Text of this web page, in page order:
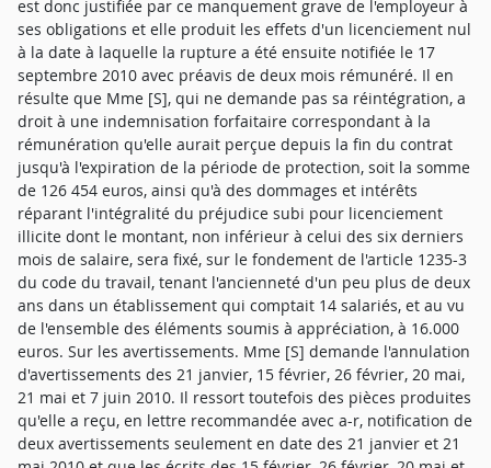
est donc justifiée par ce manquement grave de l'employeur à
ses obligations et elle produit les effets d'un licenciement nul
à la date à laquelle la rupture a été ensuite notifiée le 17
septembre 2010 avec préavis de deux mois rémunéré. Il en
résulte que Mme [S], qui ne demande pas sa réintégration, a
droit à une indemnisation forfaitaire correspondant à la
rémunération qu'elle aurait perçue depuis la fin du contrat
jusqu'à l'expiration de la période de protection, soit la somme
de 126 454 euros, ainsi qu'à des dommages et intérêts
réparant l'intégralité du préjudice subi pour licenciement
illicite dont le montant, non inférieur à celui des six derniers
mois de salaire, sera fixé, sur le fondement de l'article 1235-3
du code du travail, tenant l'ancienneté d'un peu plus de deux
ans dans un établissement qui comptait 14 salariés, et au vu
de l'ensemble des éléments soumis à appréciation, à 16.000
euros. Sur les avertissements. Mme [S] demande l'annulation
d'avertissements des 21 janvier, 15 février, 26 février, 20 mai,
21 mai et 7 juin 2010. Il ressort toutefois des pièces produites
qu'elle a reçu, en lettre recommandée avec a-r, notification de
deux avertissements seulement en date des 21 janvier et 21